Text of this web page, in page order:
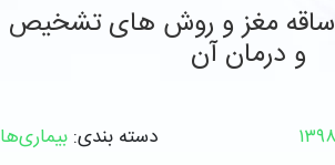
ساقه مغز و روش های تشخیص
و درمان آن
دسته بندی: بیماری‌ها